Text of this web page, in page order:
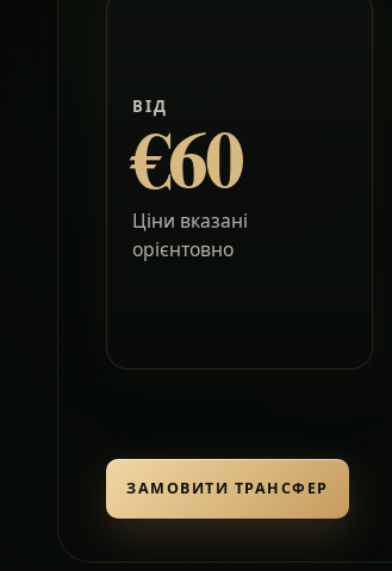
ВІД
€60
Ціни вказані
орієнтовно
ЗАМОВИТИ ТРАНСФЕР